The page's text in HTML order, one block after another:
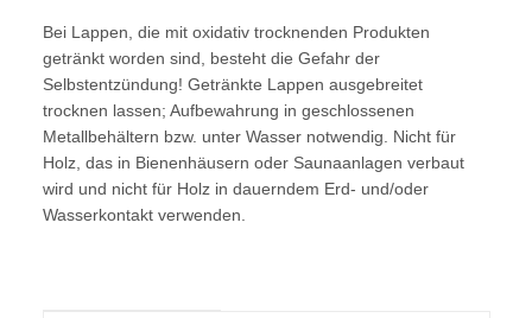
Bei Lappen, die mit oxidativ trocknenden Produkten
getränkt worden sind, besteht die Gefahr der
Selbstentzündung! Getränkte Lappen ausgebreitet
trocknen lassen; Aufbewahrung in geschlossenen
Metallbehältern bzw. unter Wasser notwendig. Nicht für
Holz, das in Bienenhäusern oder Saunaanlagen verbaut
wird und nicht für Holz in dauerndem Erd- und/oder
Wasserkontakt verwenden.